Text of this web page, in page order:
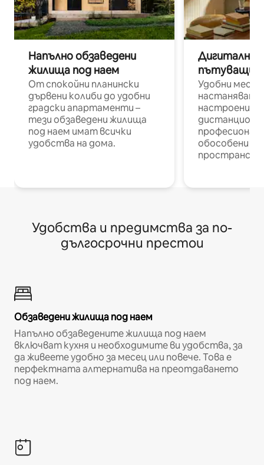
Напълно обзаведени
жилища под наем
От спокойни планински
дървени колиби до удобни
градски апартаменти –
тези обзаведени жилища
под наем имат всички
удобства на дома.
Дигитални
пътуващи
Удобни
настаняване
настроени и
обособени
Удобства и предимства за по-
дългосрочни престои
Обзаведени жилища под наем
Напълно обзаведените жилища под наем
включват кухня и необходимите ви удобства, за
да живеете удобно за месец или повече. Това е
перфектната алтернатива на преотдаването
под наем.